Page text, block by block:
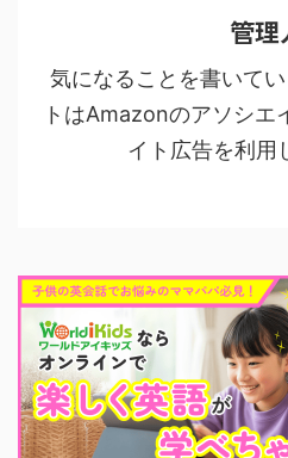
管理
気になることを書いて
トはAmazonのアソシエ
イト広告を利用